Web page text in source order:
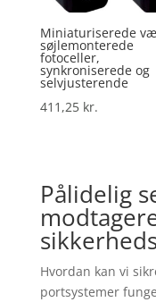
Miniaturiserede
søjlemonterede
fotoceller,
synkroniserede og
selvjusterende
411,25 kr.
Pålidelig
Hvordan kan vi
portsystemer